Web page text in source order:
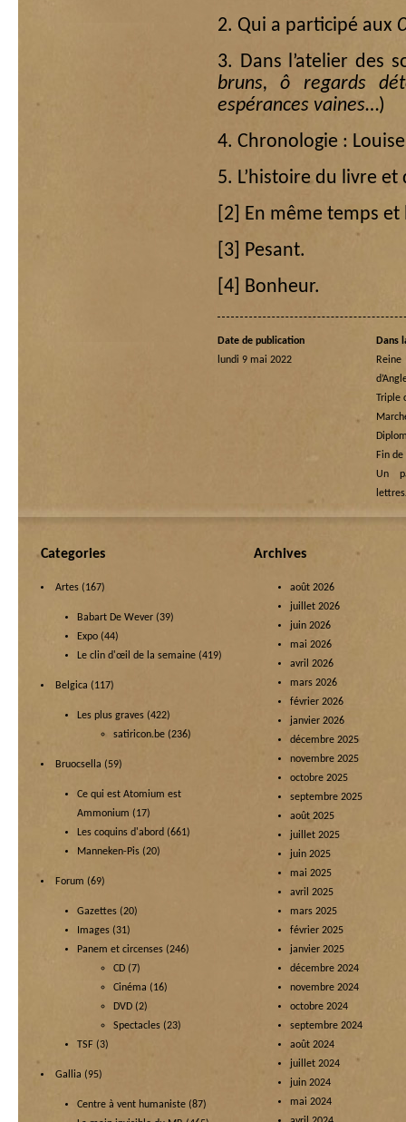
2. Qui a participé aux
3. Dans l’atelier des
bruns, ô regards
espérances vaines…)
4. Chronologie :
5. L’histoire du livre
[2]
En même temps
[3]
Pesant.
[4]
Bonheur.
Date de publication
lundi 9 mai 2022
Dans
Triple
Fin
Un
Categories
Artes (167)
Babart De Wever (39)
Expo (44)
Le clin d'œil de la semaine (419)
Belgica (117)
Les plus graves (422)
satiricon.be (236)
Bruocsella (59)
Ce qui est Atomium est
Ammonium (17)
Les coquins d'abord (661)
Manneken-Pis (20)
Forum (69)
Gazettes (20)
Images (31)
Panem et circenses (246)
CD (7)
Cinéma (16)
DVD (2)
Spectacles (23)
TSF (3)
Gallia (95)
Centre à vent humaniste (87)
Archives
août 2026
juillet 2026
juin 2026
mai 2026
avril 2026
mars 2026
février 2026
janvier 2026
décembre 2025
novembre 2025
octobre 2025
septembre 2025
août 2025
juillet 2025
juin 2025
mai 2025
avril 2025
mars 2025
février 2025
janvier 2025
décembre 2024
novembre 2024
octobre 2024
septembre 2024
août 2024
juillet 2024
juin 2024
mai 2024